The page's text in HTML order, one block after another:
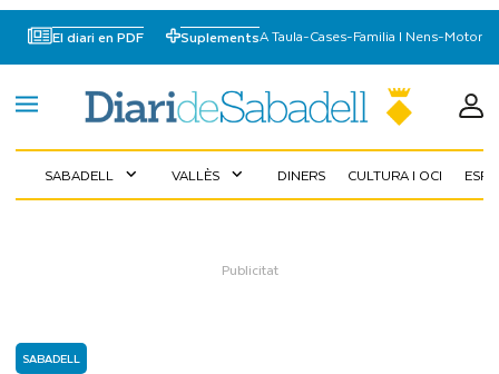
El diari en PDF SuplementsA Taula-Cases-Familia I Nens-Motor
SABADELL expand_more VALLÈS expand_more DINERS CULTURA I OCI
SABADELL